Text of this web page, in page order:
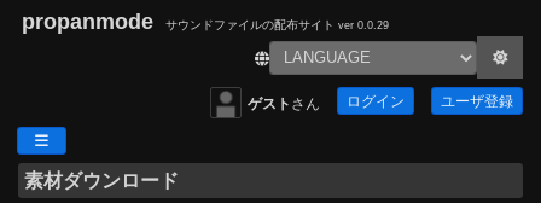
propanmode サウンドファイルの配布サイト ver 0.0.29
ゲスト さん ログイン ユーザ登録
素材ダウンロード